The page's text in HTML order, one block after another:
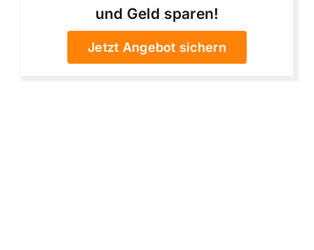
und Geld sparen!
Jetzt Angebot sichern